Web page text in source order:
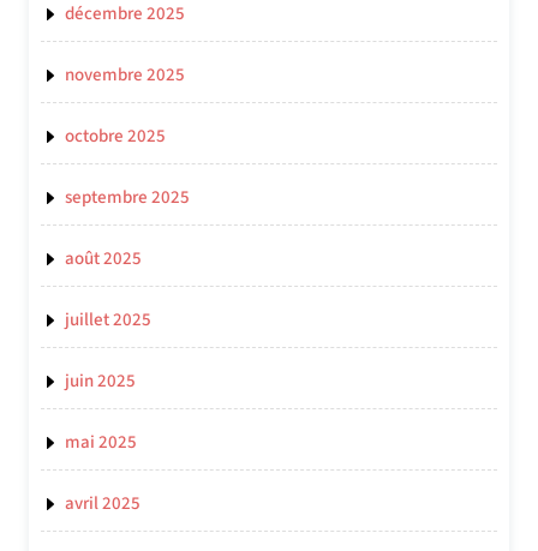
décembre 2025
novembre 2025
octobre 2025
septembre 2025
août 2025
juillet 2025
juin 2025
mai 2025
avril 2025